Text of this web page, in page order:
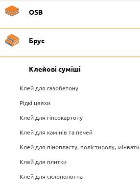
OSB
Брус
Клейові суміші
Клей для газобетону
Рідкі цвяхи
Клей для гіпсокартону
Клей для камінів та печей
Клей для пінопласту, полістиролу, мінвати
Клей для плитки
Клей для склополотна